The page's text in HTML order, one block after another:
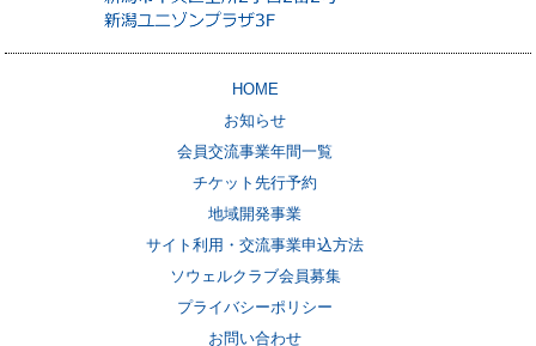
HOME
お知らせ
会員交流事業年間一覧
チケット先行予約
地域開発事業
サイト利用・交流事業申込方法
ソウェルクラブ会員募集
プライバシーポリシー
お問い合わせ